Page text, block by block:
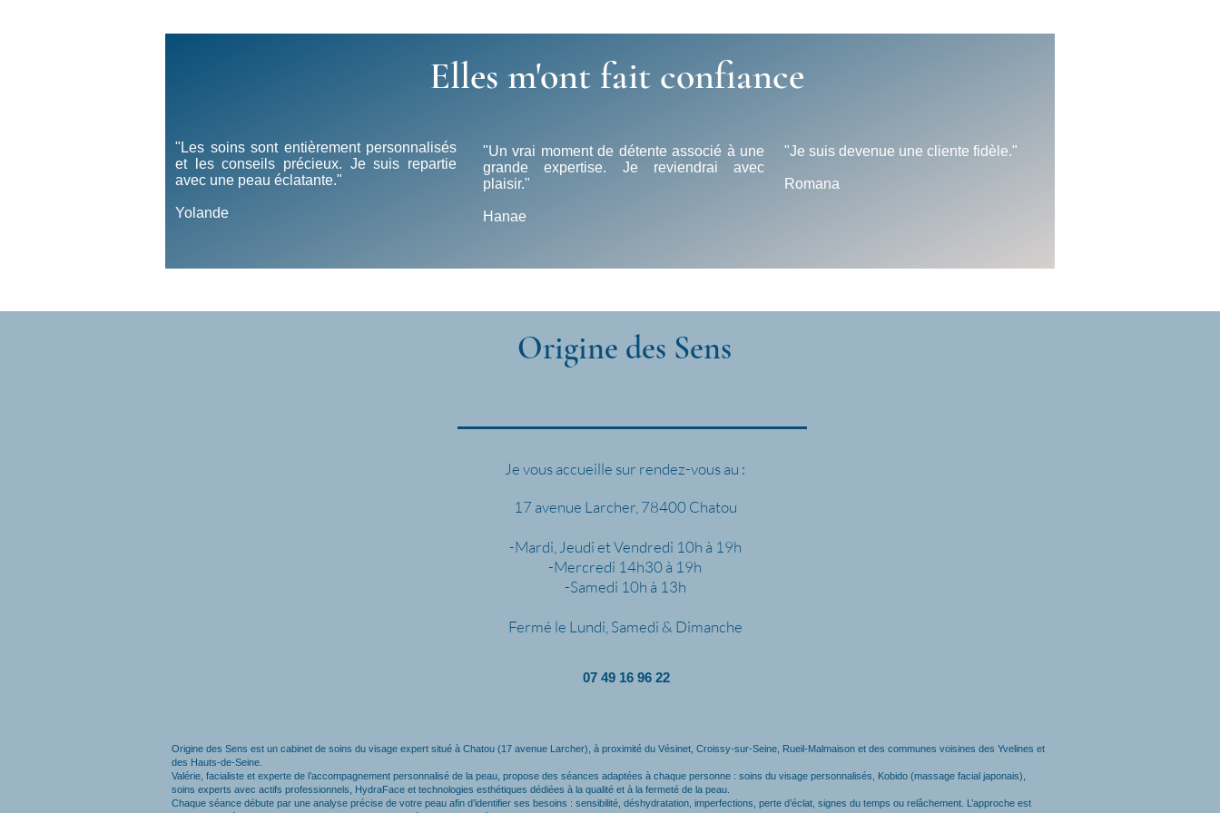
Elles m'ont fait confiance
"Les soins sont entièrement personnalisés
et les conseils précieux. Je suis repartie
avec une peau éclatante."
Yolande
"Un vrai moment de détente associé à une
grande expertise. Je reviendrai avec
plaisir."
Hanae
"Je suis devenue une cliente fidèle."
Romana
Origine des Sens
Je vous accueille sur rendez-vous au :
17 avenue Larcher, 78400 Chatou
-Mardi, Jeudi et Vendredi 10h à 19h
-Mercredi 14h30 à 19h
-Samedi 10h à 13h
Fermé le Lundi, Samedi & Dimanche
07 49 16 96 22
Origine des Sens est un cabinet de soins du visage expert situé à Chatou (17 avenue Larcher), à proximité du Vésinet, Croissy-sur-Seine, Rueil-Malmaison et des communes voisines des Yvelines et
des Hauts-de-Seine.
Valérie, facialiste et experte de l’accompagnement personnalisé de la peau, propose des séances adaptées à chaque personne : soins du visage personnalisés, Kobido (massage facial japonais),
soins experts avec actifs professionnels, HydraFace et technologies esthétiques dédiées à la qualité et à la fermeté de la peau.
Chaque séance débute par une analyse précise de votre peau afin d’identifier ses besoins : sensibilité, déshydratation, imperfections, perte d’éclat, signes du temps ou relâchement. L’approche est